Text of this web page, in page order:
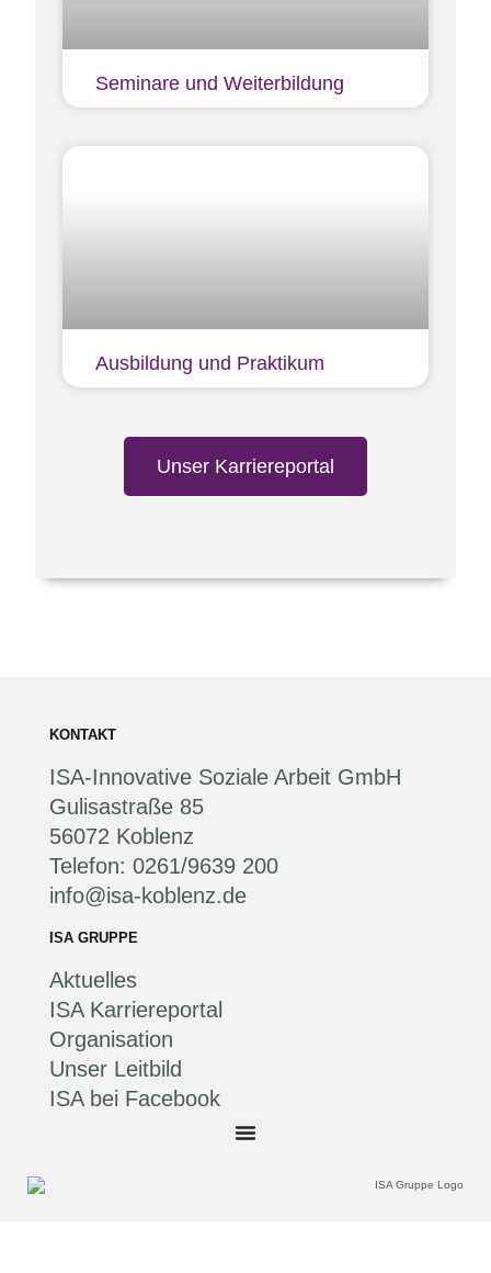
Seminare und Weiterbildung
Ausbildung und Praktikum
Unser Karriereportal
KONTAKT
ISA-Innovative Soziale Arbeit GmbH
Gulisastraße 85
56072 Koblenz
Telefon: 0261/9639 200
info@isa-koblenz.de
ISA GRUPPE
Aktuelles
ISA Karriereportal
Organisation
Unser Leitbild
ISA bei Facebook